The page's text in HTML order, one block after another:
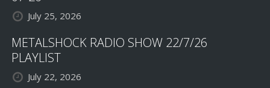
July 25, 2026
METALSHOCK RADIO SHOW 22/7/26
PLAYLIST
July 22, 2026